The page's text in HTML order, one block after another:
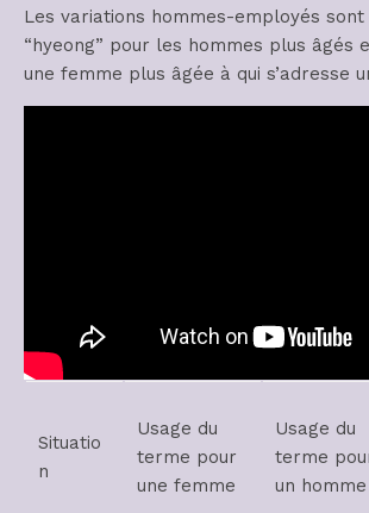
Les variations hommes-employés
“hyeong” pour les hommes plus âgés
une femme plus âgée à qui s’adresse
Situatio
n
Usage du
terme pour
une femme
Usage du
terme
un homme